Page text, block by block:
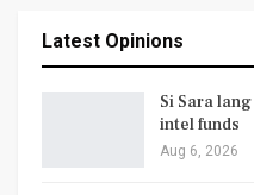
Latest Opinions
Si Sara
intel funds
Aug 6, 2026